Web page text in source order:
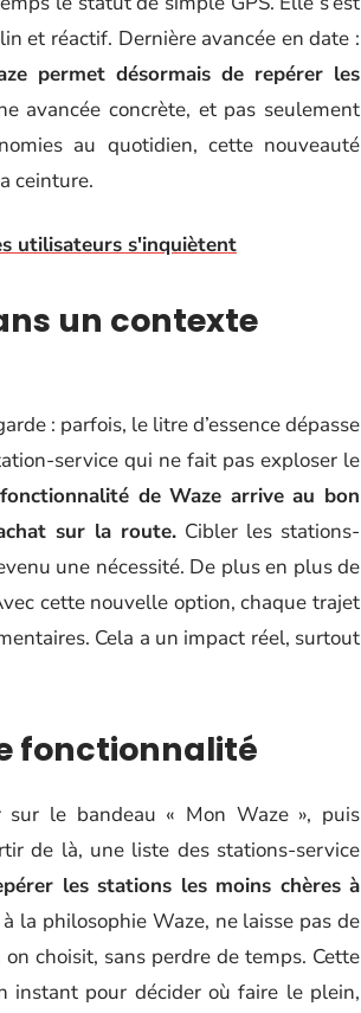
et réactif. Dernière avancée en date :
permet désormais de repérer les
avancée concrète, et pas seulement
au quotidien, cette nouveauté
ceinture.
utilisateurs s'inquiètent
un contexte
: parfois, le litre d’essence dépasse
service qui ne fait pas exploser le
de Waze arrive au bon
sur la route. Cibler les stations-
une nécessité. De plus en plus de
cette nouvelle option, chaque trajet
Cela a un impact réel, surtout
fonctionnalité
le bandeau « Mon Waze », puis
de là, une liste des stations-service
les stations les moins chères à
à la philosophie Waze, ne laisse pas de
choisit, sans perdre de temps. Cette
instant pour décider où faire le plein,